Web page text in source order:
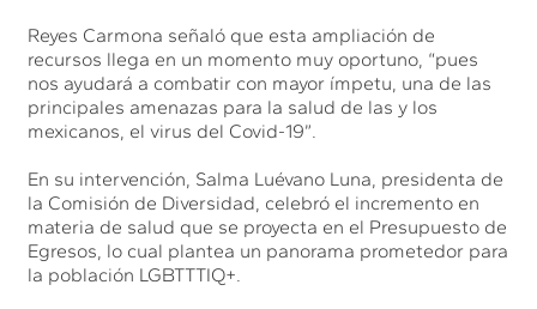
Reyes Carmona señaló que esta ampliación de
recursos llega en un momento muy oportuno, “pues
nos ayudará a combatir con mayor ímpetu, una de las
principales amenazas para la salud de las y los
mexicanos, el virus del Covid-19”.
En su intervención, Salma Luévano Luna, presidenta de
la Comisión de Diversidad, celebró el incremento en
materia de salud que se proyecta en el Presupuesto de
Egresos, lo cual plantea un panorama prometedor para
la población LGBTTTIQ+.